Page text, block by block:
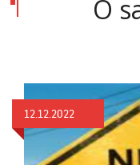
O
12.12.2022